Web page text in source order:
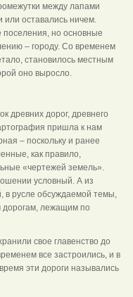
между лапами
оставались ничем.
поселения, но основные
– городу. Со временем
становилось местным
оно выросло.
древних дорог, древнего
пришла к нам
– поскольку и ранее
как правило,
«чертежей земель».
условный. А из
в русле обсуждаемой темы,
дорогам, лежащим по
свое главенство до
все застроились, и в
эти дороги назывались